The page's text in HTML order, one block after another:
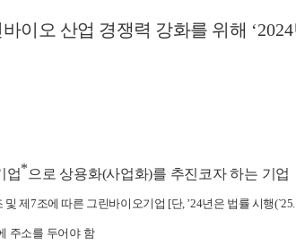
이오 산업 경쟁력 강화를 위해 ‘2024
업*으로 상용화(사업화)를 추진코자 하는 기업
및 제7조에 따른 그린바이오기업 [단, ’24년은 법률 시행
주소를 두어야 함